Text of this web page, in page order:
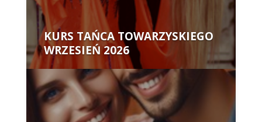
KURS TAŃCA TOWARZYSKIEGO
WRZESIEŃ 2026
Autor: